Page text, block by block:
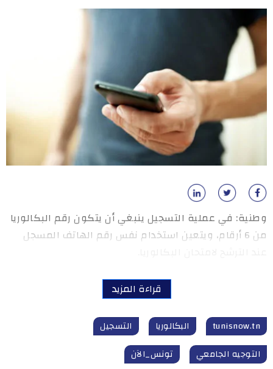
وطنية: في عملية التسجيل ينبغي أن يتكون رقم البكالوريا
من 6 أرقام، ويتعين استخدام نفس رقم الهاتف المسجل
قراءة المزيد
tunisnow.tn البكالوريا
التسجيل
التوجيه الجامعي
تونس_الآن